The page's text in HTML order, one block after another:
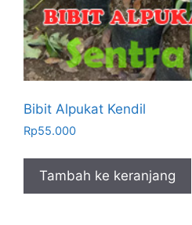
Bibit Alpukat Kendil
Rp55.000
Tambah ke keranjang